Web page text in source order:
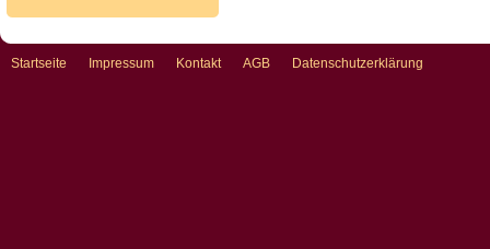
Startseite Impressum Kontakt AGB Datenschutzerklärung